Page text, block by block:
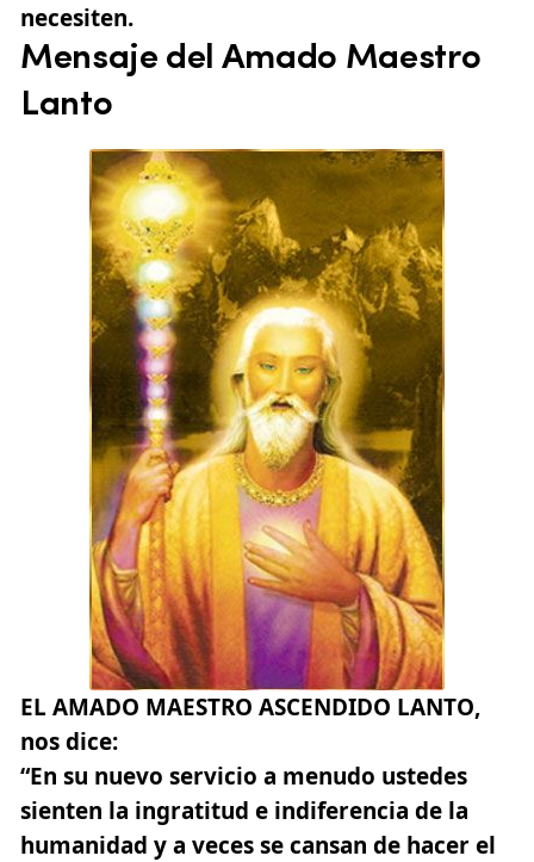
necesiten.
Mensaje del Amado Maestro
Lanto
EL AMADO MAESTRO ASCENDIDO LANTO,
nos dice:
“En su nuevo servicio a menudo ustedes
sienten la ingratitud e indiferencia de la
humanidad y a veces se cansan de hacer el